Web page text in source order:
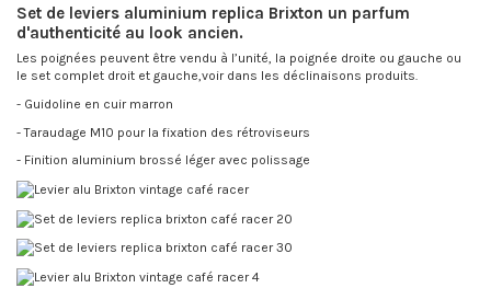
Set de leviers aluminium replica Brixton un parfum
d'authenticité au look ancien.
Les poignées peuvent être vendu à l’unité, la poignée droite ou gauche ou
le set complet droit et gauche,voir dans les déclinaisons produits.
- Guidoline en cuir marron
- Taraudage M10 pour la fixation des rétroviseurs
- Finition aluminium brossé léger avec polissage